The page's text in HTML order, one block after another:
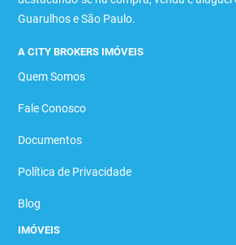
Guarulhos e São Paulo.
A CITY BROKERS IMÓVEIS
Quem Somos
Fale Conosco
Documentos
Política de Privacidade
Blog
IMÓVEIS